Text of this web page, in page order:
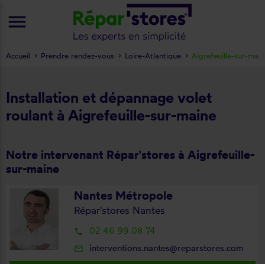
Installation et dépannage volet
roulant à Aigrefeuille-sur-maine
Notre intervenant Répar'stores à Aigrefeuille-
sur-maine
Nantes Métropole
Répar'stores Nantes
local_phone 02 46 99 08 74
mail_outline interventions.nantes@reparstores.com
Accueil Prendre rendez-vous Loire-Atlantique Aigrefeuille-sur-
menu